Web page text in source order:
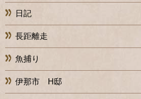
日記
長距離走
魚捕り
伊那市 H邸